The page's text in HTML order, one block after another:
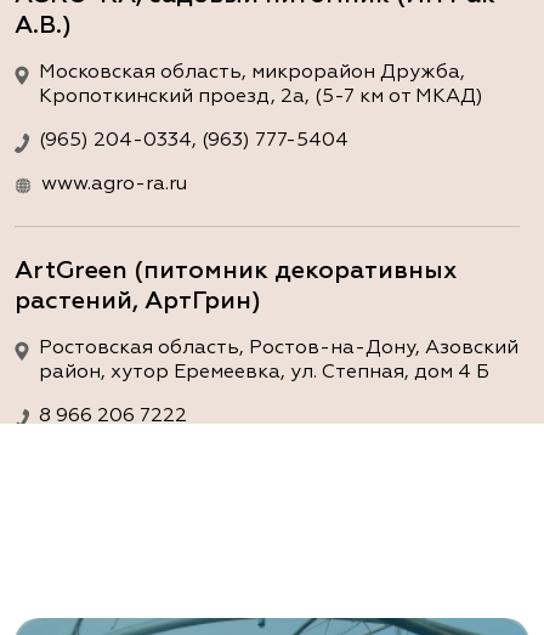
А.В.)
Московская область, микрорайон Дружба,
Кропоткинский проезд, 2а, (5-7 км от МКАД)
(965) 204-0334, (963) 777-5404
www.agro-ra.ru
ArtGreen (питомник декоративных
растений, АртГрин)
Ростовская область, Ростов-на-Дону, Азовский
район, хутор Еремеевка, ул. Степная, дом 4 Б
8 966 206 7222
Ростовская область, Ростов-на-Дону,